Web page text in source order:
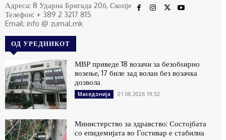
Адреса: 8 Ударна Бригада 20б, Скопје
Телефон: + 389 2 3217 815
Email: info @ zurnal.mk
ОД УРЕДНИКОТ
МВР приведе 18 возачи за безобѕирно
возење, 17 биле зад волан без возачка
дозвола
Македонија 01.08.2026 19:32
Министерство за здравство: Состојбата
со епидемијата во Гостивар е стабилна